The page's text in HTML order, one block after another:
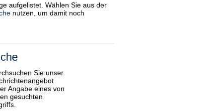
aufgelistet. Wählen Sie aus der
nutzen, um damit noch
Sie unser
Angabe eines von
gesuchten